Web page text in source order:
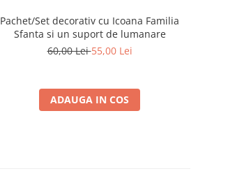
Pachet/Set decorativ cu Icoana Familia
Sfanta si un suport de lumanare
60,00 Lei55,00 Lei
ADAUGA IN COS